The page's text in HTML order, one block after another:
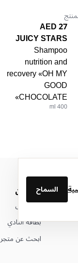
27 AED
JUICY STARS
Shampoo
nutrition and
recovery «OH MY
GOOD
CHOCOLATE»
400 ml
السماحمن نحن
عن ليتوال
بطاقة النادي
ابحث عن متجر